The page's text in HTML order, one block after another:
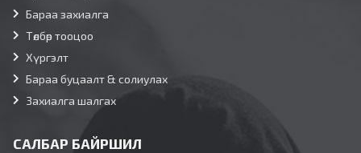
Бараа захиалга
Төлбөр тооцоо
Хүргэлт
Бараа буцаалт & солиулах
Захиалга шалгах
САЛБАР БАЙРШИЛ